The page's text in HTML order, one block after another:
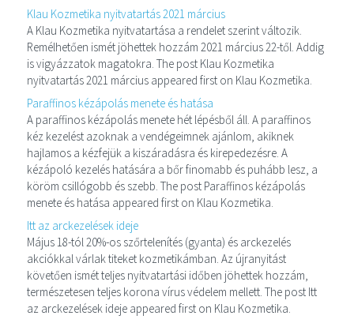
Klau Kozmetika nyitvatartás 2021 március
A Klau Kozmetika nyitvatartása a rendelet szerint változik.
Remélhetően ismét jöhettek hozzám 2021 március 22-től. Addig
is vigyázzatok magatokra. The post Klau Kozmetika
nyitvatartás 2021 március appeared first on Klau Kozmetika.
Paraffinos kézápolás menete és hatása
A paraffinos kézápolás menete hét lépésből áll. A paraffinos
kéz kezelést azoknak a vendégeimnek ajánlom, akiknek
hajlamos a kézfejük a kiszáradásra és kirepedezésre. A
kézápoló kezelés hatására a bőr finomabb és puhább lesz, a
köröm csillógobb és szebb. The post Paraffinos kézápolás
menete és hatása appeared first on Klau Kozmetika.
Itt az arckezelések ideje
Május 18-tól 20%-os szőrtelenítés (gyanta) és arckezelés
akciókkal várlak titeket kozmetikámban. Az újranyitást
követően ismét teljes nyitvatartási időben jöhettek hozzám,
természetesen teljes korona vírus védelem mellett. The post Itt
az arckezelések ideje appeared first on Klau Kozmetika.